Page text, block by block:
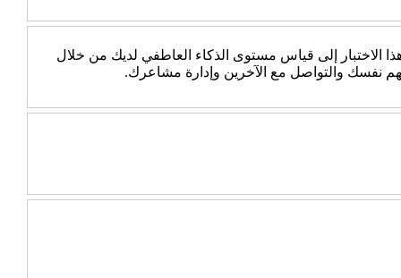
إلى قياس مستوى الذكاء العاطفي لديك من خلال
نفسك والتواصل مع الآخرين وإدارة مشاعرك.